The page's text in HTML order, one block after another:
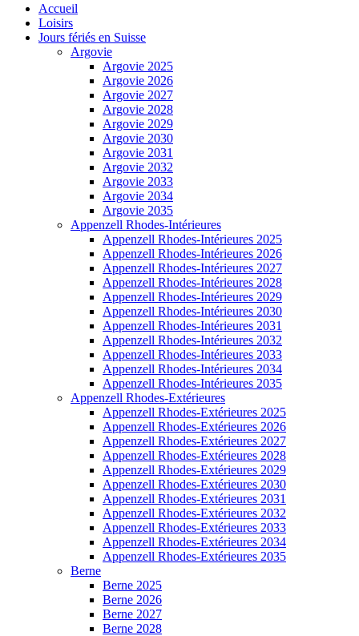
Accueil
Loisirs
Jours fériés en Suisse
Argovie
Argovie 2025
Argovie 2026
Argovie 2027
Argovie 2028
Argovie 2029
Argovie 2030
Argovie 2031
Argovie 2032
Argovie 2033
Argovie 2034
Argovie 2035
Appenzell Rhodes-Intérieures
Appenzell Rhodes-Intérieures 2025
Appenzell Rhodes-Intérieures 2026
Appenzell Rhodes-Intérieures 2027
Appenzell Rhodes-Intérieures 2028
Appenzell Rhodes-Intérieures 2029
Appenzell Rhodes-Intérieures 2030
Appenzell Rhodes-Intérieures 2031
Appenzell Rhodes-Intérieures 2032
Appenzell Rhodes-Intérieures 2033
Appenzell Rhodes-Intérieures 2034
Appenzell Rhodes-Intérieures 2035
Appenzell Rhodes-Extérieures
Appenzell Rhodes-Extérieures 2025
Appenzell Rhodes-Extérieures 2026
Appenzell Rhodes-Extérieures 2027
Appenzell Rhodes-Extérieures 2028
Appenzell Rhodes-Extérieures 2029
Appenzell Rhodes-Extérieures 2030
Appenzell Rhodes-Extérieures 2031
Appenzell Rhodes-Extérieures 2032
Appenzell Rhodes-Extérieures 2033
Appenzell Rhodes-Extérieures 2034
Appenzell Rhodes-Extérieures 2035
Berne
Berne 2025
Berne 2026
Berne 2027
Berne 2028